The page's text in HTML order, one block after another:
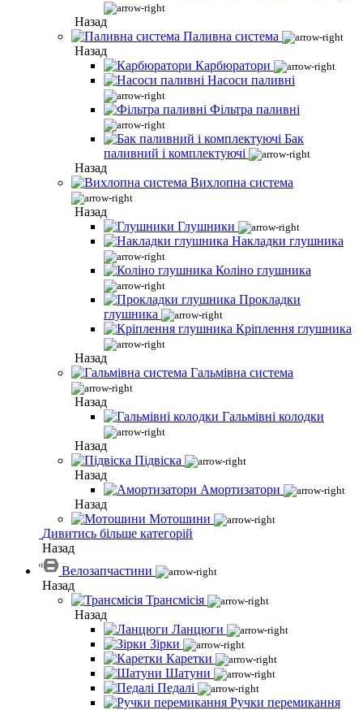
Назад
Паливна система
Назад
Карбюратори
Насоси паливні
Фільтра паливні
Бак
паливний і комплектуючі
Назад
Вихлопна система
Назад
Глушники
Накладки глушника
Коліно глушника
Прокладки
глушника
Кріплення глушника
Назад
Гальмівна система
Назад
Гальмівні колодки
Назад
Підвіска
Назад
Амортизатори
Назад
Мотошини
Дивитись більше категорій
Назад
Велозапчастини
Назад
Трансмісія
Назад
Ланцюги
Зірки
Каретки
Шатуни
Педалі
Ручки перемикання